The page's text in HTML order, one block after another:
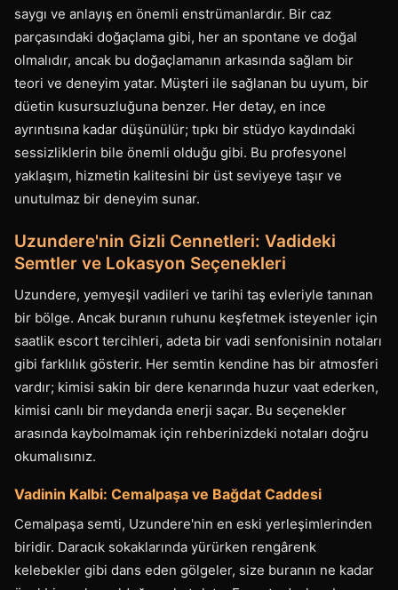
saygı ve anlayış en önemli enstrümanlardır. Bir caz
parçasındaki doğaçlama gibi, her an spontane ve doğal
olmalıdır, ancak bu doğaçlamanın arkasında sağlam bir
teori ve deneyim yatar. Müşteri ile sağlanan bu uyum, bir
düetin kusursuzluğuna benzer. Her detay, en ince
ayrıntısına kadar düşünülür; tıpkı bir stüdyo kaydındaki
sessizliklerin bile önemli olduğu gibi. Bu profesyonel
yaklaşım, hizmetin kalitesini bir üst seviyeye taşır ve
unutulmaz bir deneyim sunar.
Uzundere'nin Gizli Cennetleri: Vadideki
Semtler ve Lokasyon Seçenekleri
Uzundere, yemyeşil vadileri ve tarihi taş evleriyle tanınan
bir bölge. Ancak buranın ruhunu keşfetmek isteyenler için
saatlik escort tercihleri, adeta bir vadi senfonisinin notaları
gibi farklılık gösterir. Her semtin kendine has bir atmosferi
vardır; kimisi sakin bir dere kenarında huzur vaat ederken,
kimisi canlı bir meydanda enerji saçar. Bu seçenekler
arasında kaybolmamak için rehberinizdeki notaları doğru
okumalısınız.
Vadinin Kalbi: Cemalpaşa ve Bağdat Caddesi
Cemalpaşa semti, Uzundere'nin en eski yerleşimlerinden
biridir. Daracık sokaklarında yürürken rengârenk
kelebekler gibi dans eden gölgeler, size buranın ne kadar